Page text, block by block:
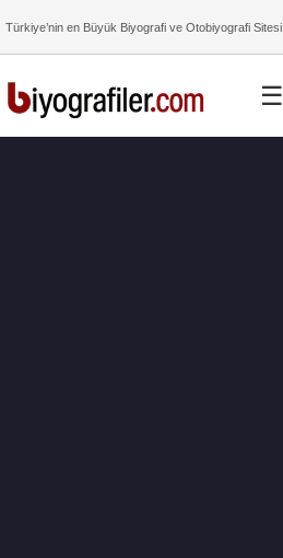
Türkiye’nin en Büyük Biyografi ve Otobiyografi Sitesi
☰